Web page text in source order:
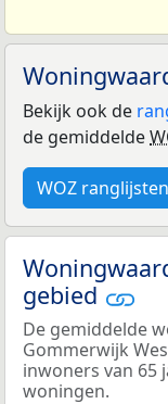
Bekijk ook de
de gemiddelde
WOZ ranglijsten
gebied
De gemiddelde
Gommerwijk
inwoners van 65
woningen.